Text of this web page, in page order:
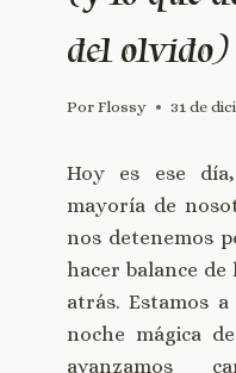
del olvido)
Por Flossy 31 de
Hoy es ese
mayoría de
nos detenemos
hacer balance de
atrás. Estamos
noche mágica
avanzamos